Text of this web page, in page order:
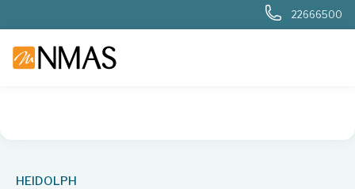
22666500
HEIDOLPH